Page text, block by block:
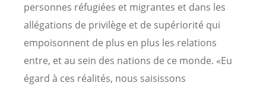
personnes réfugiées et migrantes et dans les
allégations de privilège et de supériorité qui
empoisonnent de plus en plus les relations
entre, et au sein des nations de ce monde. «Eu
égard à ces réalités, nous saisissons